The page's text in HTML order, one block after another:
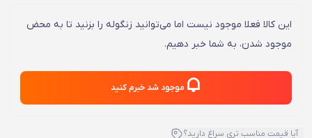
این کالا فعلا موجود نیست اما می‌توانید زنگوله را بزنید تا به محض
موجود شدن، به شما خبر دهیم.
موجود شد خبرم کنید
آیا قیمت مناسب تری سراغ دارید؟